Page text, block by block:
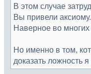
В этом случае
Вы привели аксиому.
Наверное во многих
Но именно в том,
доказать ложность я